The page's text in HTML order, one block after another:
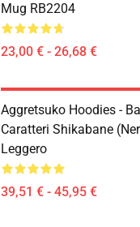
Mug RB2204
23,00 € - 26,68 €
Aggretsuko Hoodies -
Caratteri Shikabane
Leggero
39,51 € - 45,95 €